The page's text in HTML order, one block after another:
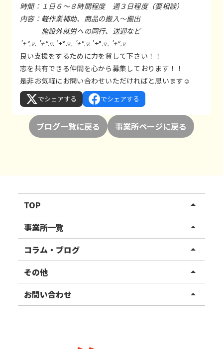
時間：１日６～８時間程度 週３日程度（要相談）
内容：軽作業補助、商品の搬入～搬出
施設外就労への同行、送迎など
'+°.▿. '+°.▿. '+°.▿. '+°.▿. '+°.▿. '+°.▿
良い支援をするために力を貸して下さい！！
志を共有できる仲間を心から募集しております！！
是非お気軽にお問い合わせいただければと思います☺
でシェアする でシェアする
ブログ一覧に戻る 事業所ページに戻る
TOP arrow_drop_up
リハスワーク
リハスファーム
事業所一覧 arrow_drop_up
関東エリア
東北エリア
甲信越エリア
コラム・ブログ arrow_drop_up
事業所ブログ
ご利用者様の声
その他 arrow_drop_up
お知らせ
お問い合わせ arrow_drop_up